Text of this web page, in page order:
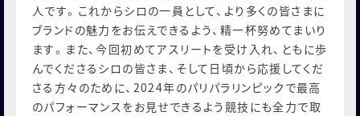
人です。これからシロの一員として、より多くの皆さまに
ブランドの魅力をお伝えできるよう、精一杯努めてまいり
ます。また、今回初めてアスリートを受け入れ、ともに歩
んでくださるシロの皆さま、そして日頃から応援してくだ
さる方々のために、2024年のパリパラリンピックで最高
のパフォーマンスをお見せできるよう競技にも全力で取